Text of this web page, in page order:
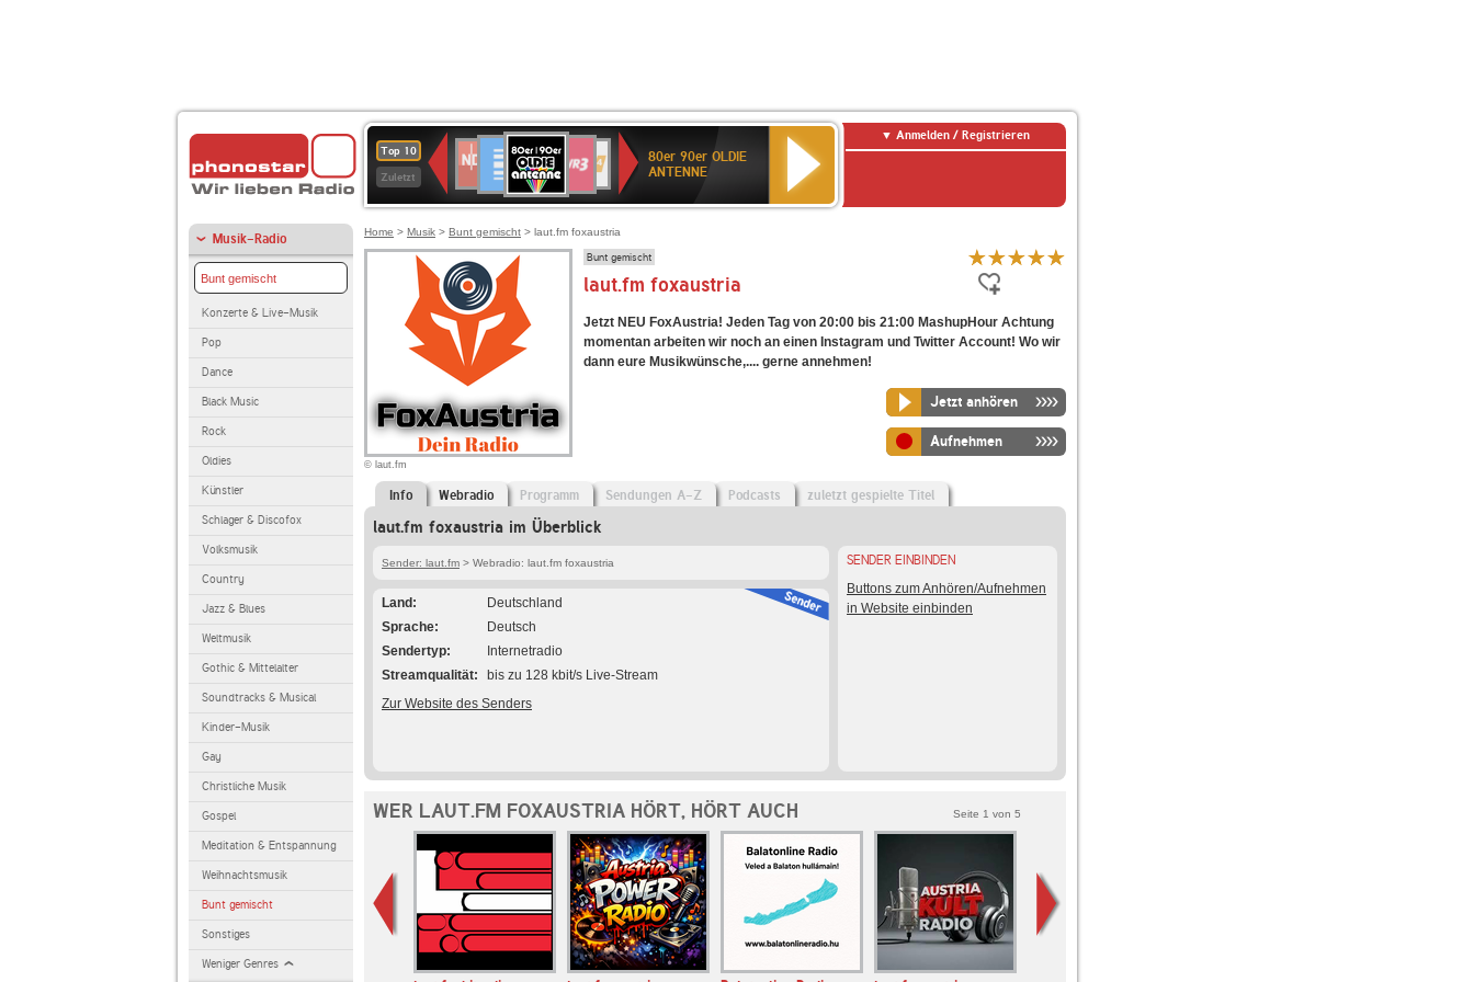
Top 10
Zuletzt
Deutschlandfunk
80er
90er
OLDIE
ANTENNE
SWR3
SWR
Kultur
NDR
2
80er 90er OLDIE
ANTENNE
Anmelden / Registrieren
Musik-Radio
Bunt gemischt
Konzerte & Live-Musik
Pop
Dance
Black Music
Rock
Oldies
Künstler
Schlager & Discofox
Volksmusik
Country
Jazz & Blues
Weltmusik
Gothic & Mittelalter
Soundtracks & Musical
Kinder-Musik
Gay
Christliche Musik
Gospel
Meditation & Entspannung
Weihnachtsmusik
Bunt gemischt
Sonstiges
Weniger Genres
Home > Musik > Bunt gemischt > laut.fm foxaustria
© laut.fm
Bunt gemischt
laut.fm foxaustria
Jetzt NEU FoxAustria! Jeden Tag von 20:00 bis 21:00 MashupHour Achtung
momentan arbeiten wir noch an einen Instagram und Twitter Account! Wo wir
dann eure Musikwünsche,.... gerne annehmen!
Jetzt anhören
Aufnehmen
Info Webradio Programm Sendungen A-Z Podcasts zuletzt gespielte Titel
laut.fm foxaustria im Überblick
Sender: laut.fm > Webradio: laut.fm foxaustria
Land
Deutschland
Sprache
Deutsch
Sendertyp
Internetradio
Streamqualität
bis zu 128 kbit/s Live-Stream
Zur Website des Senders
SENDER EINBINDEN
Buttons zum Anhören/Aufnehmen
in Website einbinden
WER LAUT.FM FOXAUSTRIA HÖRT, HÖRT AUCH Seite 1 von 5